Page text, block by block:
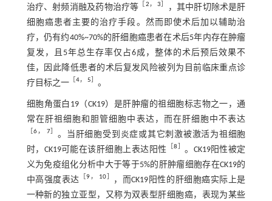
治疗、射频消融及药物治疗等 ［2，3］
，其中肝切除术是肝
细胞癌患者主要的治疗手段。然而即使术后加以辅助治
疗，仍有约40%~70%的肝细胞癌患者在术后5年内存在肿瘤
复发，且5年总生存率仅占6成，整体的术后预后效果不
佳，因此降低患者的术后复发风险被列为目前临床重点诊
疗目标之一［4， 5］ 。
细胞角蛋白19（CK19）是肝肿瘤的祖细胞标志物之一，通
常在肝祖细胞和胆管细胞中表达，而在肝细胞中不表达
［6， 7］ 。当肝细胞受到炎症或其它刺激被激活为祖细胞
时，CK19可能在该肝细胞上表达阳性
［8］ 。CK19阳性被定
义为免疫组化分析中大于等于5%的肝肿瘤细胞存在CK19的
中高强度表达 ［9， 10］
，而CK19阳性的肝细胞癌实际上是
一种新的独立亚型，又称为双表型肝细胞癌，表现为某些